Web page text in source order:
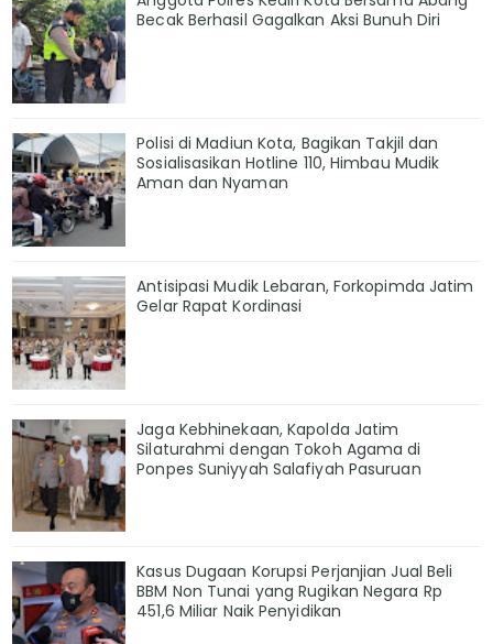
Becak Berhasil Gagalkan Aksi Bunuh Diri
Polisi di Madiun Kota, Bagikan Takjil dan
Sosialisasikan Hotline 110, Himbau Mudik
Aman dan Nyaman
Antisipasi Mudik Lebaran, Forkopimda Jatim
Gelar Rapat Kordinasi
Jaga Kebhinekaan, Kapolda Jatim
Silaturahmi dengan Tokoh Agama di
Ponpes Suniyyah Salafiyah Pasuruan
Kasus Dugaan Korupsi Perjanjian Jual Beli
BBM Non Tunai yang Rugikan Negara Rp
451,6 Miliar Naik Penyidikan